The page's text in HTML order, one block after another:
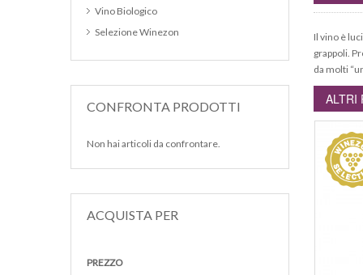
Vino Biologico
Selezione Winezon
CONFRONTA PRODOTTI
Non hai articoli da confrontare.
ACQUISTA PER
PREZZO
Il vino è
grappoli.
da molti
ALTRI